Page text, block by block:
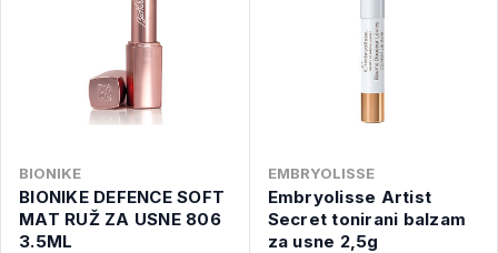
BIONIKE
BIONIKE DEFENCE SOFT
MAT RUŽ ZA USNE 806
3.5ML
EMBRYOLISSE
Embryolisse Artist
Secret tonirani balzam
za usne 2,5g